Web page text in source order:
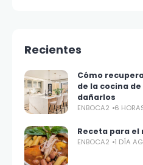
Recientes
Cómo
de la cocina
dañarlos
ENBOCA2 6
Receta para
ENBOCA2 1 DÍA